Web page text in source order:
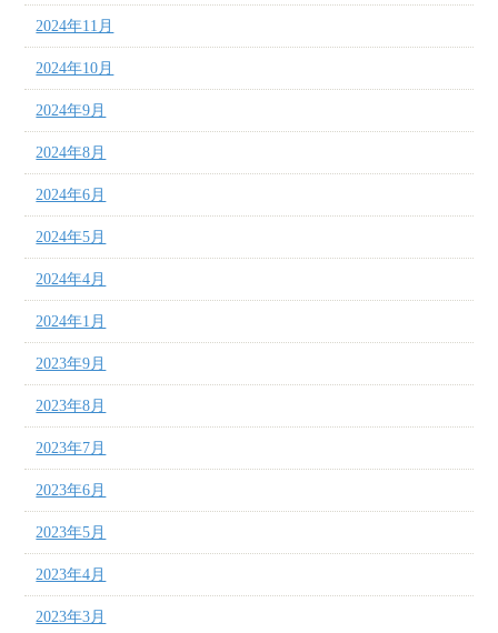
2024年11月
2024年10月
2024年9月
2024年8月
2024年6月
2024年5月
2024年4月
2024年1月
2023年9月
2023年8月
2023年7月
2023年6月
2023年5月
2023年4月
2023年3月